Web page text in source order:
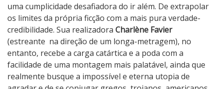
uma cumplicidade desafiadora do ir além. De extrapolar
os limites da própria ficção com a mais pura verdade-
credibilidade. Sua realizadora Charlène Favier
(estreante na direção de um longa-metragem), no
entanto, recebe a carga catártica e a poda com a
facilidade de uma montagem mais palatável, ainda que
realmente busque a impossível e eterna utopia de